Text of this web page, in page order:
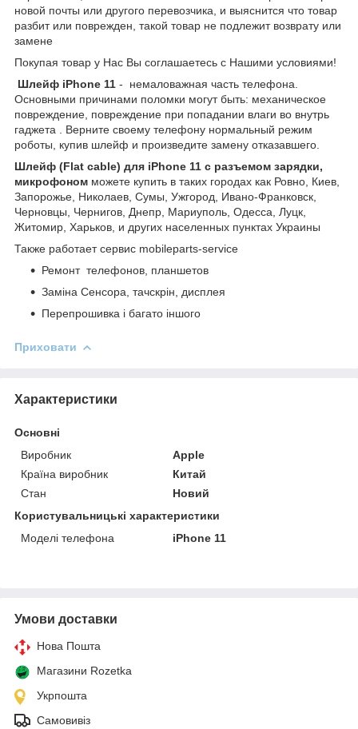
новой почты или другого перевозчика, и выяснится что товар
разбит или поврежден, такой товар не подлежит возврату или
замене
Покупая товар у Нас Вы соглашаетесь с Нашими условиями!
Шлейф iPhone 11 - немаловажная часть телефона.
Основными причинами поломки могут быть: механическое
повреждение, повреждение при попадании влаги во внутрь
гаджета . Верните своему телефону нормальный режим
роботы, купив шлейф и произведите замену отказавшего.
Шлейф (Flat cable) для iPhone 11 с разъемом зарядки,
микрофоном можете купить в таких городах как Ровно, Киев,
Запорожье, Николаев, Сумы, Ужгород, Ивано-Франковск,
Черновцы, Чернигов, Днепр, Мариуполь, Одесса, Луцк,
Житомир, Харьков, и других населенных пунктах Украины
Также работает сервис mobileparts-service
Ремонт телефонов, планшетов
Заміна Сенсора, тачскрін, дисплея
Перепрошивка і багато іншого
Приховати
Характеристики
Основні
Виробник
Apple
Країна виробник
Китай
Стан
Новий
Користувальницькі характеристики
Моделі телефона
iPhone 11
Умови доставки
Нова Пошта
Магазини Rozetka
Укрпошта
Самовивіз